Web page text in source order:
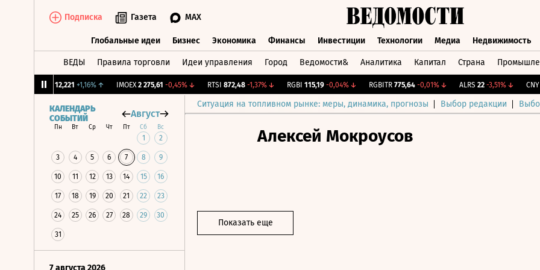
Подписка Газета MAX
Глобальные идеи Бизнес Экономика Финансы Инвестиции Технологии Медиа Недвижимость
ВЕДЫ Правила торговли Идеи управления Город Ведомости& Аналитика Капитал Страна
12,221 +1,16%↑ IMOEX 2 275,61 -0,45%↓ RTSI 872,48 -1,37%↓ RGBI 115,19 -0,04%↓ RGBITR 775,64 -0,01%↓ ALRS 22 -3,51%↓ CNY
Ситуация на топливном рынке: меры, динамика, прогнозы Выбор редакции
КАЛЕНДАРЬ
СОБЫТИЙ
Август
Пн Вт Ср Чт Пт Сб Вс
1 2
3 4 5 6 7 8 9
10 11 12 13 14 15 16
17 18 19 20 21 22 23
24 25 26 27 28 29 30
31
7 августа 2026
Алексей Мокроусов
Показать еще